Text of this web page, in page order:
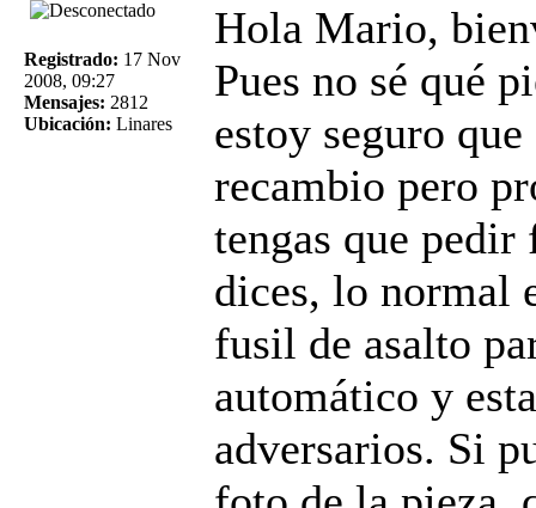
Registrado: 17 Nov
2008, 09:27
Mensajes: 2812
Ubicación: Linares
Hola Mario,
Pues no sé qué
estoy seguro
recambio pero
tengas que
dices, lo normal
fusil de asalto
automático y
adversarios. Si